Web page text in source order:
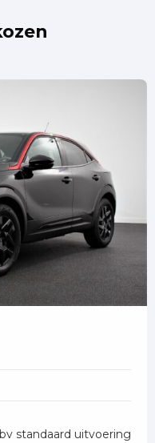
standaard uitvoering